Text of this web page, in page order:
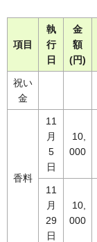
項目
執
行
日
金
額
(円)
祝い
金
香料
11
月
5
日
10,
000
11
月
29
日
10,
000